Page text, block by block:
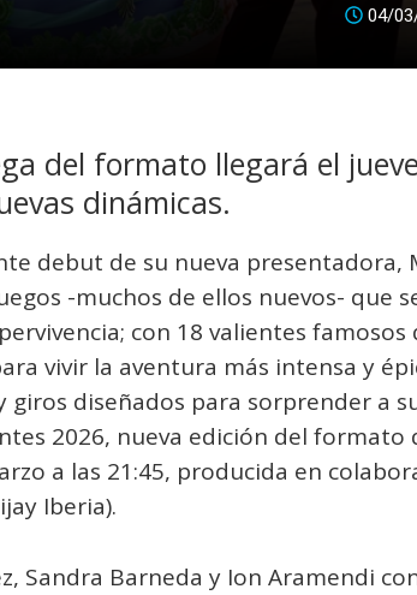
04/
del formato llegará el
dinámicas.
debut de su nueva presentadora,
-muchos de ellos nuevos- que
con 18 valientes
vivir la aventura más intensa y
giros diseñados para sorprender a
2026, nueva edición del formato
a las 21:45, producida en
Iberia).
Sandra Barneda y Ion Aramendi